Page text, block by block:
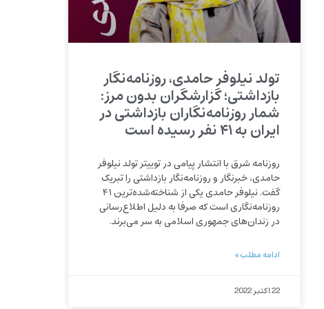
تولد نیلوفر حامدی، روزنامه‌نگار
بازداشتی؛ گزارشگران بدون مرز:
شمار روزنامه‌نگاران بازداشتی در
ایران به ۴۱ نفر رسیده است
روزنامه شرق با انتشار پیامی در توییتر تولد نیلوفر
حامدی، خبرنگار و روزنامه‌نگار بازداشتی را تبریک
گفت. نیلوفر حامدی یکی از شناخته‌شده‌ترین ۴۱
روزنامه‌نگاری است که صرفا به دلیل اطلاع‌رسانی
در زندان‌های جمهوری اسلامی به سر می‌برند.
ادامه مطلب »
22 اکتبر 2022